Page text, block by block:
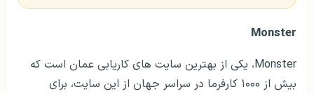
Monster
Monster، یکی از بهترین سایت های کاریابی عمان است که
بیش از ۱۰۰۰ کارفرما در سراسر جهان از این سایت، برای